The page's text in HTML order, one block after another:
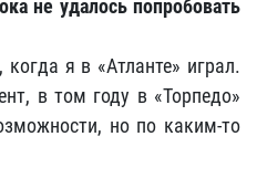
не удалось попробовать
я в «Атланте» играл.
в том году в «Торпедо»
но по каким-то